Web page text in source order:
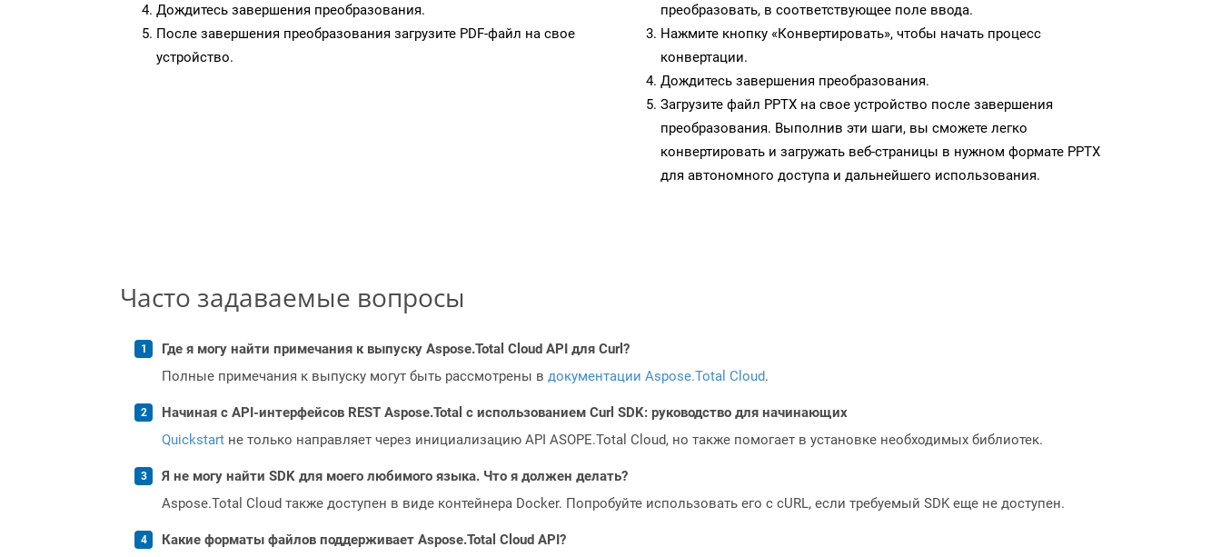
Дождитесь завершения преобразования.
После завершения преобразования загрузите PDF-файл на свое
устройство.
преобразовать, в соответствующее поле ввода.
Нажмите кнопку «Конвертировать», чтобы начать процесс
конвертации.
Дождитесь завершения преобразования.
Загрузите файл PPTX на свое устройство после завершения
преобразования. Выполнив эти шаги, вы сможете легко
конвертировать и загружать веб-страницы в нужном формате PPTX
для автономного доступа и дальнейшего использования.
Часто задаваемые вопросы
Где я могу найти примечания к выпуску Aspose.Total Cloud API для Curl?
Полные примечания к выпуску могут быть рассмотрены в документации Aspose.Total Cloud.
Начиная с API-интерфейсов REST Aspose.Total с использованием Curl SDK: руководство для начинающих
Quickstart не только направляет через инициализацию API ASOPE.Total Cloud, но также помогает в установке необходимых библиотек.
Я не могу найти SDK для моего любимого языка. Что я должен делать?
Aspose.Total Cloud также доступен в виде контейнера Docker. Попробуйте использовать его с cURL, если требуемый SDK еще не доступен.
Какие форматы файлов поддерживает Aspose.Total Cloud API?